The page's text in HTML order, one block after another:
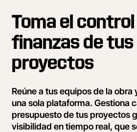
Toma el
finanzas de tus
proyectos
Reúne a tus equipos de la obra
una sola plataforma. Gestiona
presupuesto de tus proyectos
visibilidad en tiempo real, que